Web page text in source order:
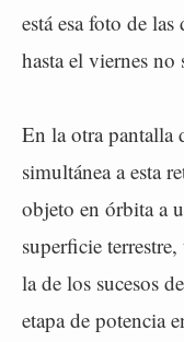
está esa foto de
hasta el viernes
En la otra pantalla
simultánea a esta
objeto en órbita a
superficie
la de los sucesos
etapa de potencia